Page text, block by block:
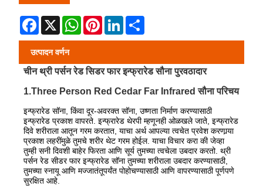
Facebook
X WhatsApp
PinterestLinkedIn
उत्पादन वर्णन
चीन थ्री पर्सन रेड सिडर फार इन्फ्रारेड सौना पुरवठादार
1.Three Person Red Cedar Far Infrared सौना परिचय
इन्फ्रारेड सॉना, किंवा दूर-अवरक्त सॉना, उष्णता निर्माण करण्यासाठी
इन्फ्रारेड प्रकाश वापरते. इन्फ्रारेड थेरपी म्हणूनही ओळखले जाते, इन्फ्रारेड
दिवे शरीराला आतून गरम करतात, याचा अर्थ आपल्या त्वचेत प्रवेश करणार्‍या
प्रकाश लहरींमुळे तुमचे शरीर थेट गरम होईल. याचा विचार करा की जेव्हा
तुम्ही सनी दिवशी बाहेर फिरता आणि सूर्य तुमच्या त्वचेला उबदार करतो. थ्री
पर्सन रेड सीडर फार इन्फ्रारेड सॉना तुमच्या शरीराला उबदार करण्यासाठी,
तुमच्या स्नायू आणि मज्जातंतूपर्यंत पोहोचण्यासाठी आणि वापरण्यासाठी पूर्णपणे
सुरक्षित आहे.